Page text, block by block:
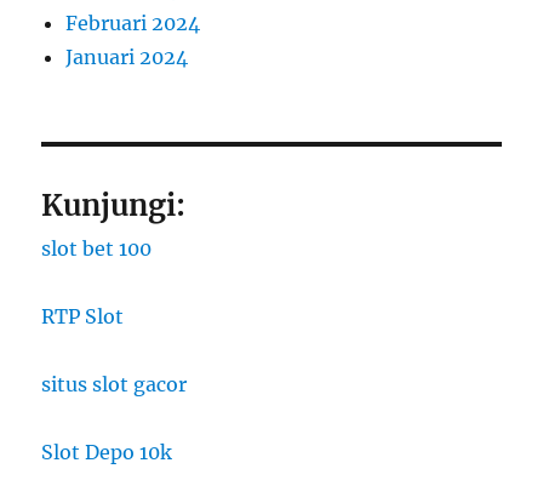
Februari 2024
Januari 2024
Kunjungi:
slot bet 100
RTP Slot
situs slot gacor
Slot Depo 10k